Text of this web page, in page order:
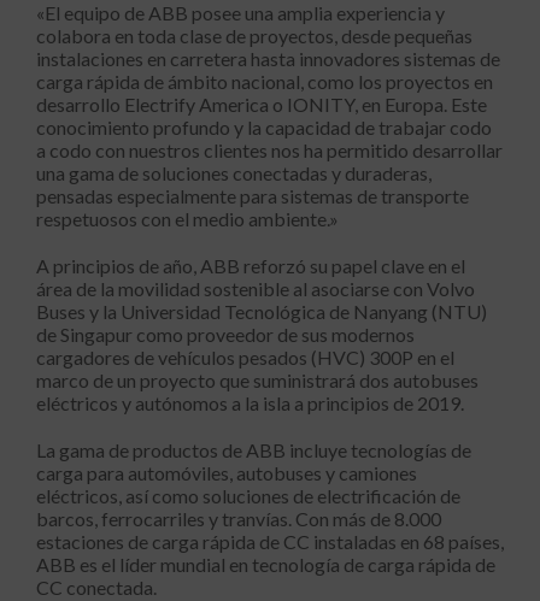
«El equipo de ABB posee una amplia experiencia y
colabora en toda clase de proyectos, desde pequeñas
instalaciones en carretera hasta innovadores sistemas de
carga rápida de ámbito nacional, como los proyectos en
desarrollo Electrify America o IONITY, en Europa. Este
conocimiento profundo y la capacidad de trabajar codo
a codo con nuestros clientes nos ha permitido desarrollar
una gama de soluciones conectadas y duraderas,
pensadas especialmente para sistemas de transporte
respetuosos con el medio ambiente.»
A principios de año, ABB reforzó su papel clave en el
área de la movilidad sostenible al asociarse con Volvo
Buses y la Universidad Tecnológica de Nanyang (NTU)
de Singapur como proveedor de sus modernos
cargadores de vehículos pesados (HVC) 300P en el
marco de un proyecto que suministrará dos autobuses
eléctricos y autónomos a la isla a principios de 2019.
La gama de productos de ABB incluye tecnologías de
carga para automóviles, autobuses y camiones
eléctricos, así como soluciones de electrificación de
barcos, ferrocarriles y tranvías. Con más de 8.000
estaciones de carga rápida de CC instaladas en 68 países,
ABB es el líder mundial en tecnología de carga rápida de
CC conectada.